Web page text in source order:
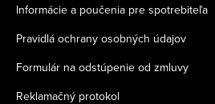
Informácie a poučenia pre spotrebiteľa
Pravidlá ochrany osobných údajov
Formulár na odstúpenie od zmluvy
Reklamačný protokol